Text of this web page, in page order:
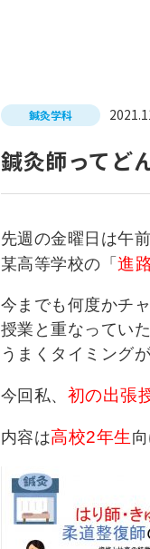
鍼灸学科
鍼灸師ってど
先週の金曜日は午
某高等学校の「進
今までも何度かチ
授業と重なってい
うまくタイミング
今回私、 初の出張
内容は高校2年生